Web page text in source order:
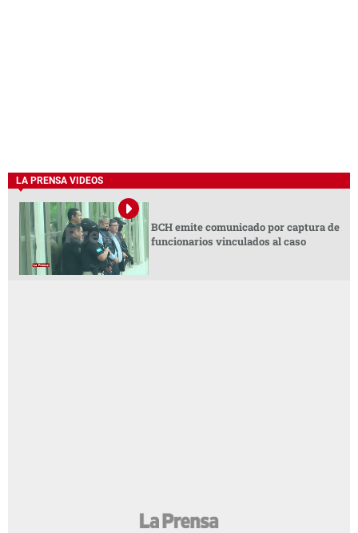
LA PRENSA VIDEOS
BCH emite comunicado por captura de
funcionarios vinculados al caso